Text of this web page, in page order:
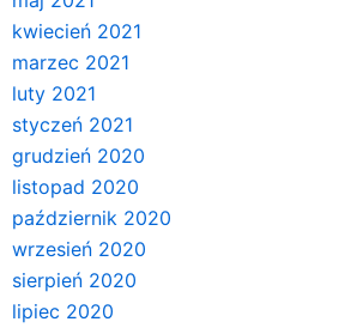
kwiecień 2021
marzec 2021
luty 2021
styczeń 2021
grudzień 2020
listopad 2020
październik 2020
wrzesień 2020
sierpień 2020
lipiec 2020